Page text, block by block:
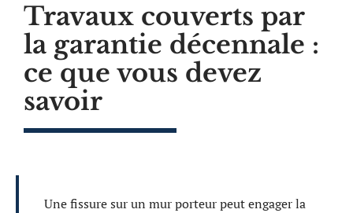
Travaux couverts par
la garantie décennale :
ce que vous devez
savoir
Une fissure sur un mur porteur peut engager la